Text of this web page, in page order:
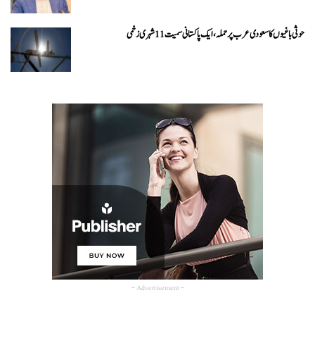
حوثی باغیوں کا سعودی عرب پر حملہ، ایک پاکستانی سمیت 11 شہری زخمی
- Advertisement -